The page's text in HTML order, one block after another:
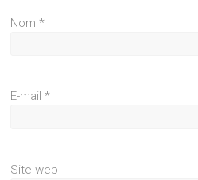
Nom*
E-mail*
Site web